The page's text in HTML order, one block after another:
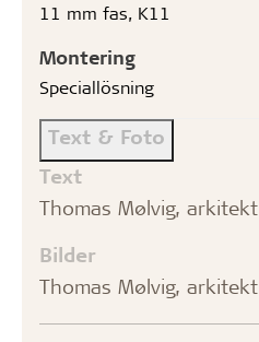
11 mm fas, K11
Montering
Speciallösning
Text & Foto
Text
Thomas Mølvig, arkitekt
Bilder
Thomas Mølvig, arkitekt